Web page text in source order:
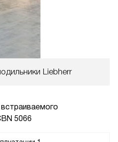
Liebherr
5066